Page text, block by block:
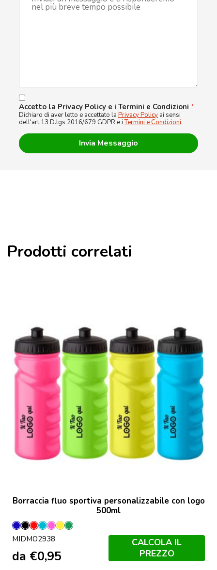
Accetto la Privacy Policy e i Termini e Condizioni *
Dichiaro di aver letto e accettato la Privacy Policy ai sensi
dell'art.13 D.lgs 2016/679 GDPR e iTermini e Condizioni.
Prodotti correlati
Borraccia fluo sportiva personalizzabile con logo
500ml
BluNeroRosso
Turchese
Fucsia
Neon
GialloVerde
MIDMO2938
da €0,95
CALCOLA IL
PREZZO